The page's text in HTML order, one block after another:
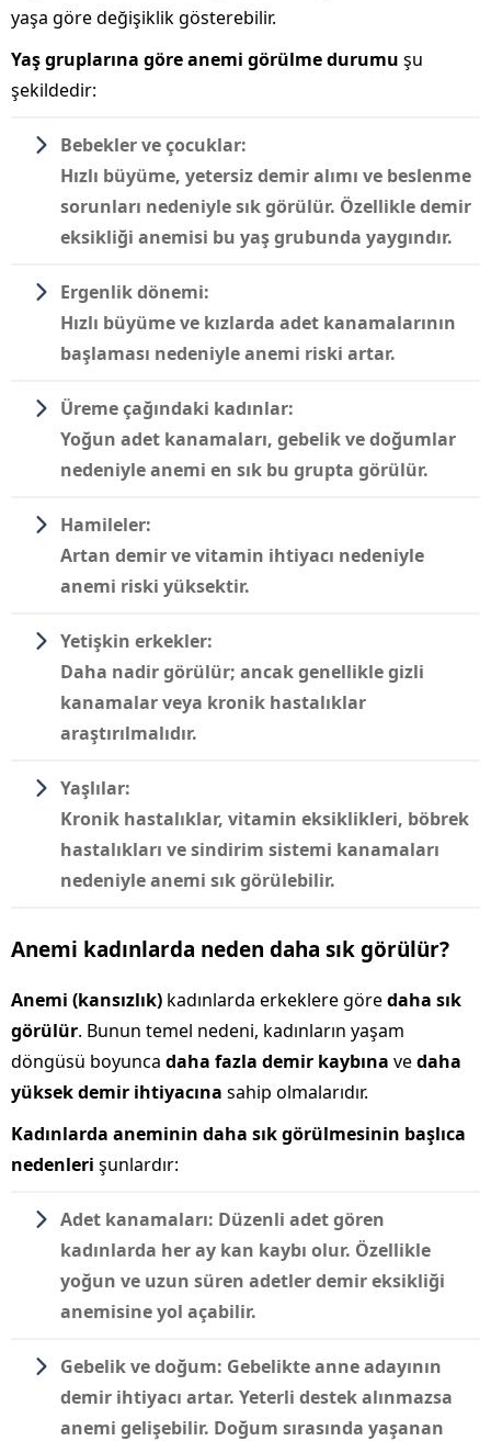
yaşa göre değişiklik gösterebilir.
Yaş gruplarına göre anemi görülme durumu şu
şekildedir:
Bebekler ve çocuklar:
Hızlı büyüme, yetersiz demir alımı ve beslenme
sorunları nedeniyle sık görülür. Özellikle demir
eksikliği anemisi bu yaş grubunda yaygındır.
Ergenlik dönemi:
Hızlı büyüme ve kızlarda adet kanamalarının
başlaması nedeniyle anemi riski artar.
Üreme çağındaki kadınlar:
Yoğun adet kanamaları, gebelik ve doğumlar
nedeniyle anemi en sık bu grupta görülür.
Hamileler:
Artan demir ve vitamin ihtiyacı nedeniyle
anemi riski yüksektir.
Yetişkin erkekler:
Daha nadir görülür; ancak genellikle gizli
kanamalar veya kronik hastalıklar
araştırılmalıdır.
Yaşlılar:
Kronik hastalıklar, vitamin eksiklikleri, böbrek
hastalıkları ve sindirim sistemi kanamaları
nedeniyle anemi sık görülebilir.
Anemi kadınlarda neden daha sık görülür?
Anemi (kansızlık) kadınlarda erkeklere göredaha sık
görülür. Bunun temel nedeni, kadınların yaşam
döngüsü boyunca daha fazla demir kaybına vedaha
yüksek demir ihtiyacına sahip olmalarıdır.
Kadınlarda aneminin daha sık görülmesinin başlıca
nedenleri şunlardır:
Adet kanamaları: Düzenli adet gören
kadınlarda her ay kan kaybı olur. Özellikle
yoğun ve uzun süren adetlerdemir eksikliği
anemisine yol açabilir.
Gebelik ve doğum: Gebelikte anne adayının
demir ihtiyacı artar. Yeterli destek alınmazsa
anemi gelişebilir. Doğum sırasında yaşanan